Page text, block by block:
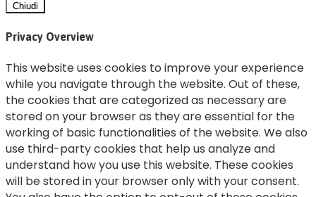
Chiudi
Privacy Overview
This website uses cookies to improve your experience
while you navigate through the website. Out of these,
the cookies that are categorized as necessary are
stored on your browser as they are essential for the
working of basic functionalities of the website. We also
use third-party cookies that help us analyze and
understand how you use this website. These cookies
will be stored in your browser only with your consent.